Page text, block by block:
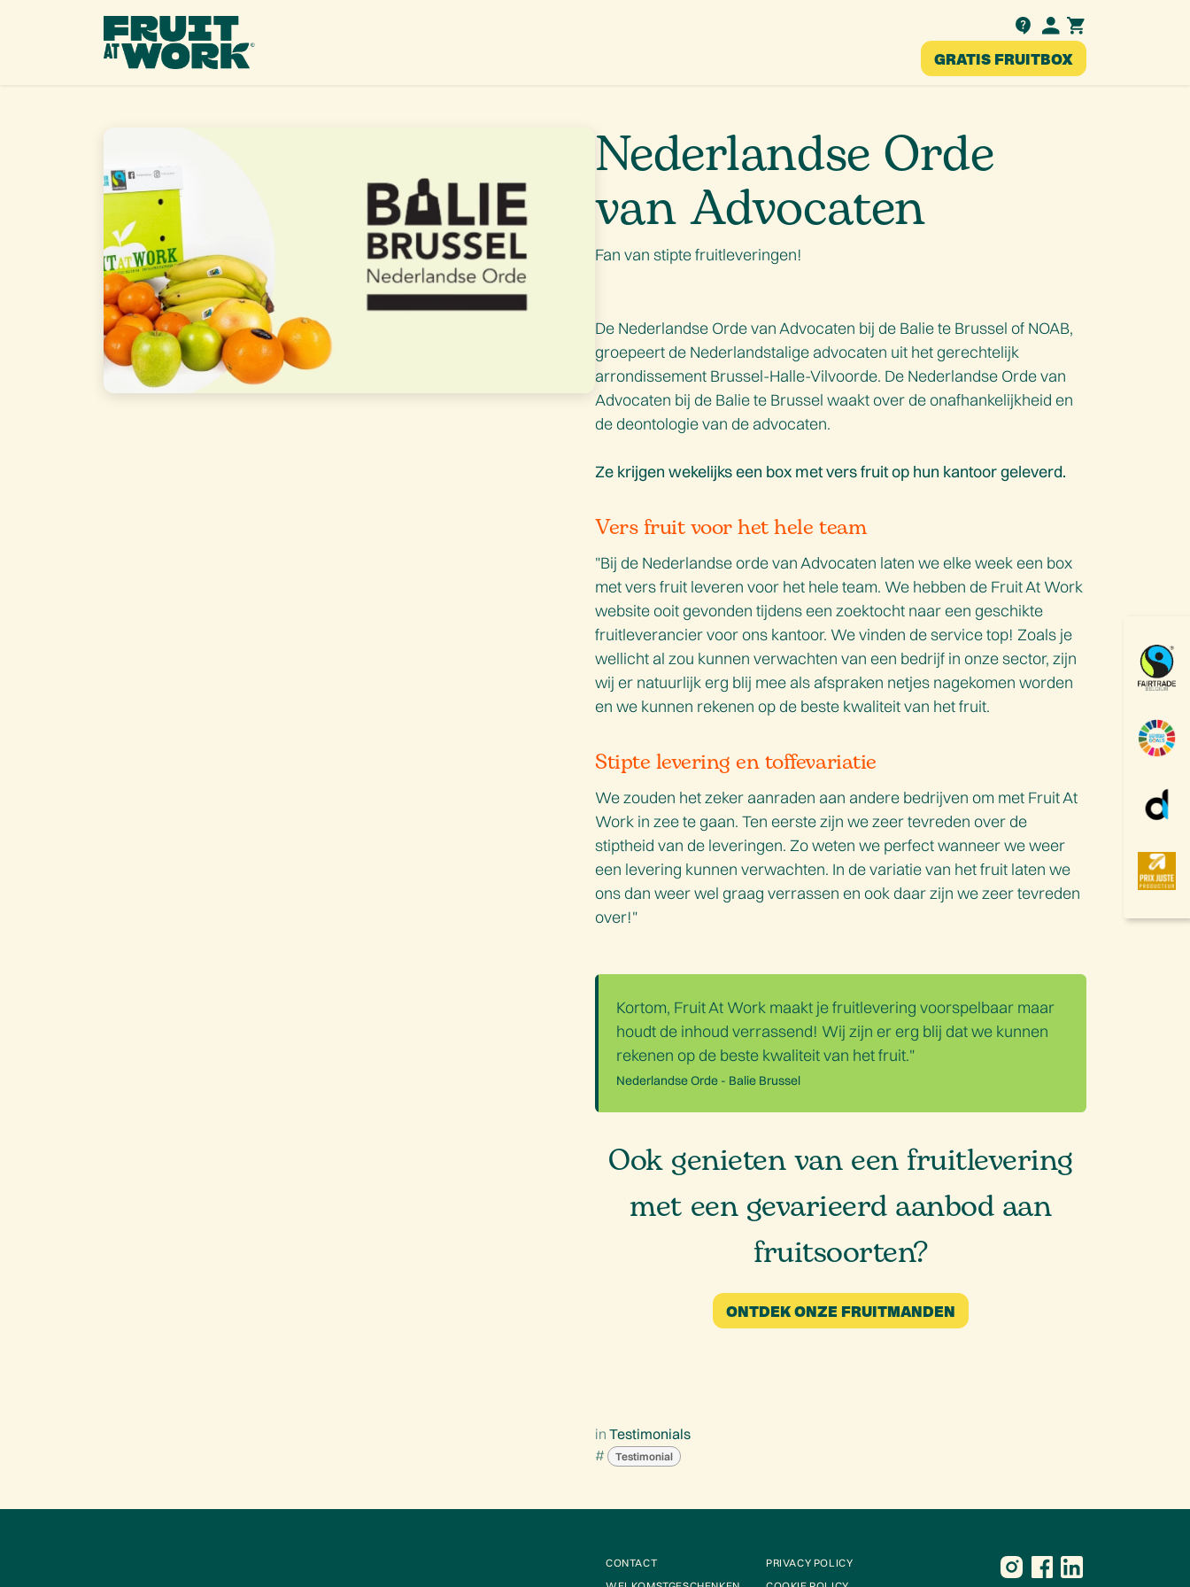
GRATIS FRUITBOX
Nederlandse Orde
van Advocaten
Fan van stipte fruitleveringen!
De Nederlandse Orde van Advocaten bij de Balie te Brussel of NOAB,
groepeert de Nederlandstalige advocaten uit het gerechtelijk
arrondissement Brussel-Halle-Vilvoorde. De Nederlandse Orde van
Advocaten bij de Balie te Brussel waakt over de onafhankelijkheid en
de deontologie van de advocaten.
Ze krijgen wekelijks een box met vers fruit op hun kantoor geleverd.
Vers fruit voor het hele team
"Bij de Nederlandse orde van Advocaten laten we elke week een box
met vers fruit leveren voor het hele team. We hebben de Fruit At Work
website ooit gevonden tijdens een zoektocht naar een geschikte
fruitleverancier voor ons kantoor. We vinden de service top! Zoals je
wellicht al zou kunnen verwachten van een bedrijf in onze sector, zijn
wij er natuurlijk erg blij mee als afspraken netjes nagekomen worden
en we kunnen rekenen op de beste kwaliteit van het fruit.
Stipte levering en toffevariatie
We zouden het zeker aanraden aan andere bedrijven om met Fruit At
Work in zee te gaan. Ten eerste zijn we zeer tevreden over de
stiptheid van de leveringen. Zo weten we perfect wanneer we weer
een levering kunnen verwachten. In de variatie van het fruit laten we
ons dan weer wel graag verrassen en ook daar zijn we zeer tevreden
over!"
Kortom, Fruit At Work maakt je fruitlevering voorspelbaar maar
houdt de inhoud verrassend! Wij zijn er erg blij dat we kunnen
rekenen op de beste kwaliteit van het fruit."
Nederlandse Orde - Balie Brussel
Ook genieten van een fruitlevering
met een gevarieerd aanbod aan
fruitsoorten?
ONTDEK ONZE FRUITMANDEN
in Testimonials
#
Testimonial
CONTACT
PRIVACY POLICY